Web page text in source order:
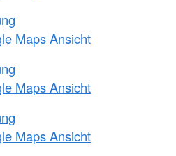
Maps Ansicht
Maps Ansicht
Maps Ansicht